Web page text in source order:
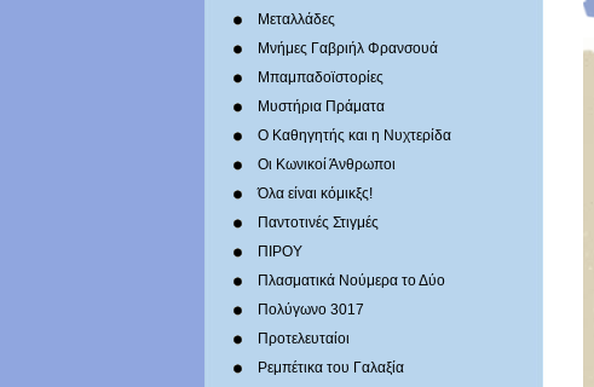
Μεταλλάδες
Mνήμες Γαβριήλ Φρανσουά
Μπαμπαδοϊστορίες
Μυστήρια Πράματα
Ο Καθηγητής και η Νυχτερίδα
Οι Κωνικοί Άνθρωποι
Όλα είναι κόμικξς!
Παντοτινές Στιγμές
ΠΙΡΟΥ
Πλασματικά Νούμερα το Δύο
Πολύγωνο 3017
Προτελευταίοι
Ρεμπέτικα του Γαλαξία